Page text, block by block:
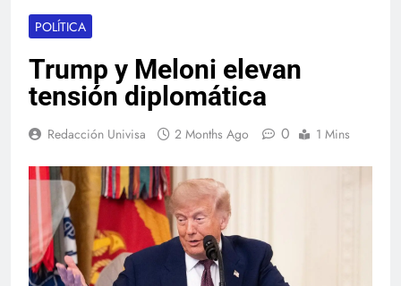
POLÍTICA
Trump y Meloni elevan
tensión diplomática
Redacción Univisa 2 Months Ago 0 1 Mins